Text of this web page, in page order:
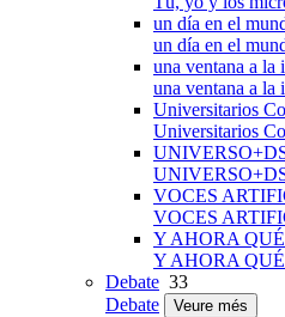
un día en el
un día en el
una ventana a la
una ventana a la
Universitarios
Universitarios
VOCES
VOCES
Y AHORA
Y AHORA
Debate 33
Debate
Veure més